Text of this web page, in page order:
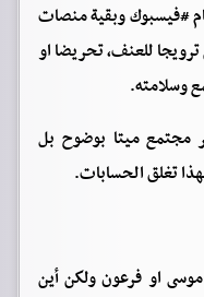
#فيسبوك وبقية منصات
للعنف، تحريضا او
وسلامته.
مجتمع ميتا بوضوح بل
تغلق الحسابات.
او فرعون ولكن أين